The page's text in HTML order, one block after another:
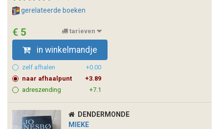
gerelateerde boeken
€ 5 tarieven
in winkelmandje
zelf afhalen
+0.00
naar afhaalpunt
+3.89
adreszending
+7.1
DENDERMONDE
MIEKE